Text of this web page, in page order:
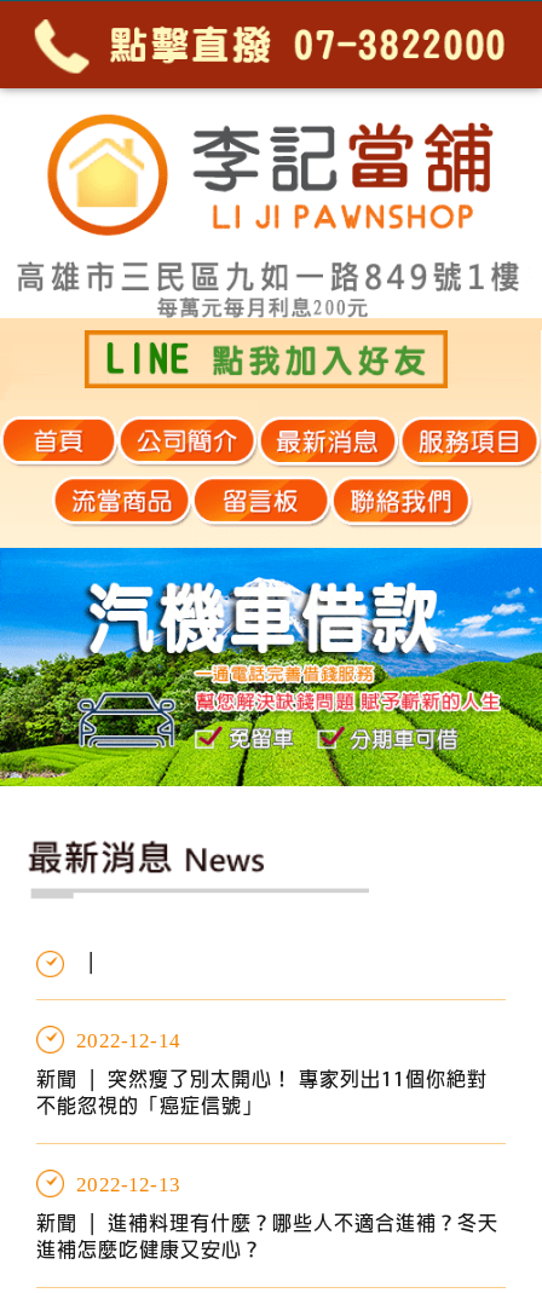
2022-12-14
新聞 |突然瘦了別太開心！ 專家列出11個你絕對
不能忽視的「癌症信號」
2022-12-13
新聞 |進補料理有什麼？哪些人不適合進補？冬天
進補怎麼吃健康又安心？